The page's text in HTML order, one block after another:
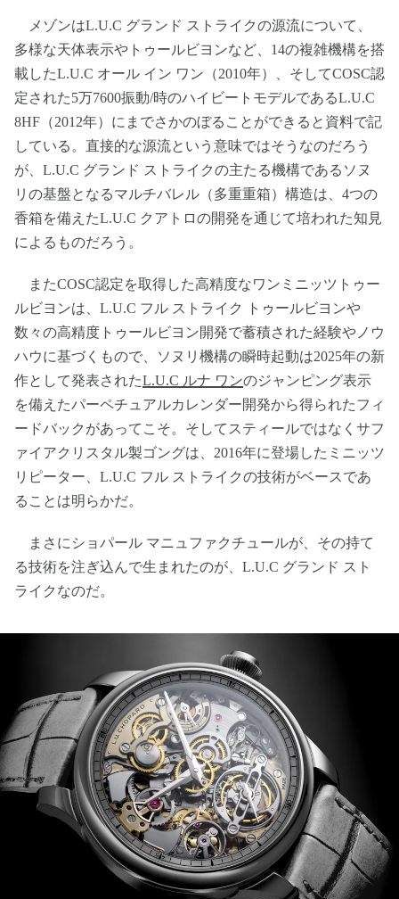
メゾンはL.U.C グランド ストライクの源流について、
多様な天体表示やトゥールビヨンなど、14の複雑機構を搭
載したL.U.C オール イン ワン（2010年）、そしてCOSC認
定された5万7600振動/時のハイビートモデルであるL.U.C
8HF（2012年）にまでさかのぼることができると資料で記
している。直接的な源流という意味ではそうなのだろう
が、L.U.C グランド ストライクの主たる機構であるソヌ
リの基盤となるマルチバレル（多重重箱）構造は、4つの
香箱を備えたL.U.C クアトロの開発を通じて培われた知見
によるものだろう。
またCOSC認定を取得した高精度なワンミニッツトゥー
ルビヨンは、L.U.C フル ストライク トゥールビヨンや
数々の高精度トゥールビヨン開発で蓄積された経験やノウ
ハウに基づくもので、ソヌリ機構の瞬時起動は2025年の新
作として発表されたL.U.C ルナ ワンのジャンピング表示
を備えたパーペチュアルカレンダー開発から得られたフィ
ードバックがあってこそ。そしてスティールではなくサフ
ァイアクリスタル製ゴングは、2016年に登場したミニッツ
リピーター、L.U.C フル ストライクの技術がベースであ
ることは明らかだ。
まさにショパール マニュファクチュールが、その持て
る技術を注ぎ込んで生まれたのが、L.U.C グランド スト
ライクなのだ。